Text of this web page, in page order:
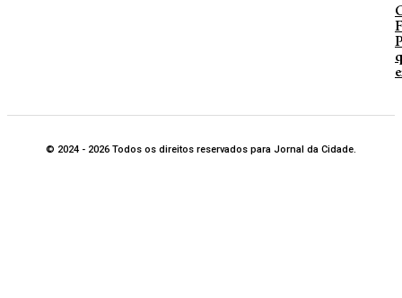
© 2024 - 2026 Todos os direitos reservados para Jornal da Cidade.